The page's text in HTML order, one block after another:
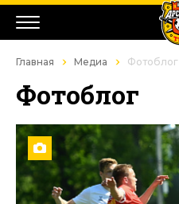
Главная Медиа Фотоблог
Фотоблог